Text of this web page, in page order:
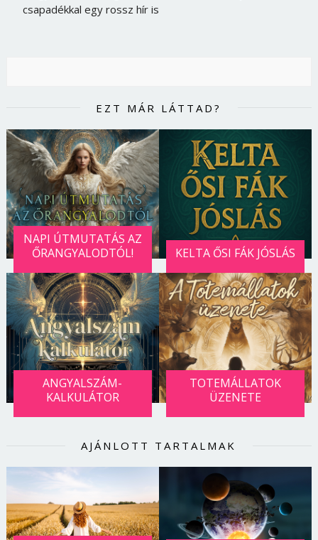
csapadékkal egy rossz hír is
EZT MÁR LÁTTAD?
NAPI ÚTMUTATÁS AZ
ŐRANGYALODTÓL!
KELTA ŐSI FÁK JÓSLÁS
ANGYALSZÁM-
KALKULÁTOR
TOTEMÁLLATOK
ÜZENETE
AJÁNLOTT TARTALMAK